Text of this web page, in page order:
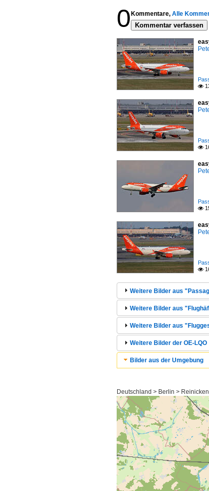
0 Kommentare, Alle
Kommentar verfassen




Weitere Bilder aus
Weitere Bilder aus
Weitere Bilder aus
Weitere Bilder der OE-LQO
Bilder aus der Umgebung
Deutschland > Berlin >